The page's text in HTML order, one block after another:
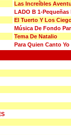
Las Increíbles
LADO B 1-
El Tuerto Y Los
Música De Fondo
Tema De Natalio
Para Quien Canto